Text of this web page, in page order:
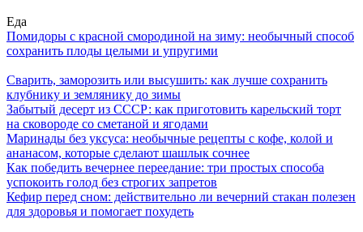
Еда
Помидоры с красной смородиной на зиму: необычный способ
сохранить плоды целыми и упругими
Сварить, заморозить или высушить: как лучше сохранить
клубнику и землянику до зимы
Забытый десерт из СССР: как приготовить карельский торт
на сковороде со сметаной и ягодами
Маринады без уксуса: необычные рецепты с кофе, колой и
ананасом, которые сделают шашлык сочнее
Как победить вечернее переедание: три простых способа
успокоить голод без строгих запретов
Кефир перед сном: действительно ли вечерний стакан полезен
для здоровья и помогает похудеть